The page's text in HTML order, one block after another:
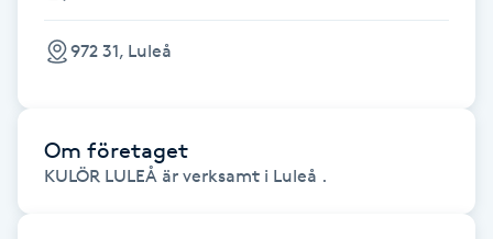
Hudföryngring
Huduppstramning
Hudvård
Hyaluronsyra
972 31, Luleå
Om företaget
KULÖR LULEÅ är verksamt i Luleå .